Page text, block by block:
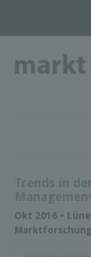
Trends in
Okt 2016 •